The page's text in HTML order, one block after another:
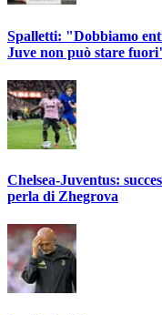
Spalletti: "Dobbiamo
Juve non può stare
Chelsea-Juventus:
perla di Zhegrova